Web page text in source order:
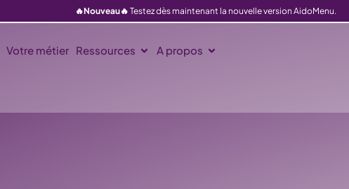
🔥Nouveau🔥 Testez dès maintenant la nouvelle version AidoMenu.
Votre métier Ressources A propos